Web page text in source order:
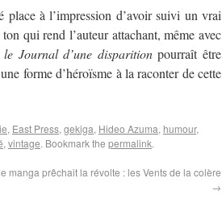
place à l’impression d’avoir suivi un vrai
qui rend l’auteur attachant, même avec
le Journal d’une disparitionpourraît être
forme d’héroïsme à la raconter de cette
, East Press, gekiga, Hideo Azuma, humour,
, vintage. Bookmark the permalink.
manga prêchait la révolte : les Vents de la colère
→